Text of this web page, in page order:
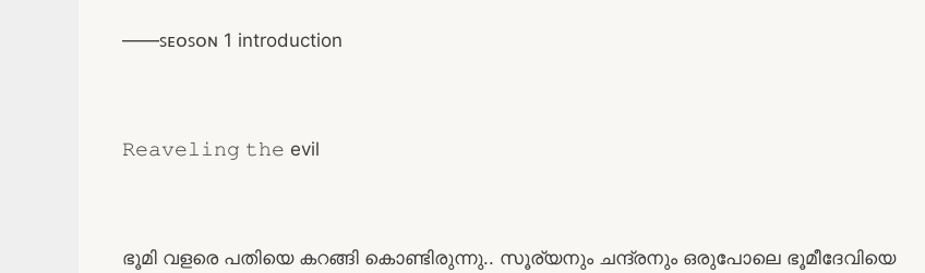
——ꜱᴇᴏꜱᴏɴ 1 introduction
𝚁𝚎𝚊𝚟𝚎𝚕𝚒𝚗𝚐 𝚝𝚑𝚎 evil
ഭൂമി വളരെ പതിയെ കറങ്ങി കൊണ്ടിരുന്നു.. സൂര്യനും ചന്ദ്രനും ഒരുപോലെ ഭൂമീദേവിയെ